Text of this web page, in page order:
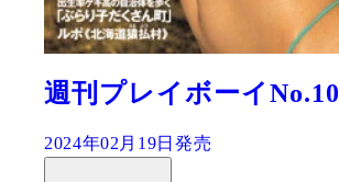
週刊プレイボーイNo.10
2024年02月19日発売